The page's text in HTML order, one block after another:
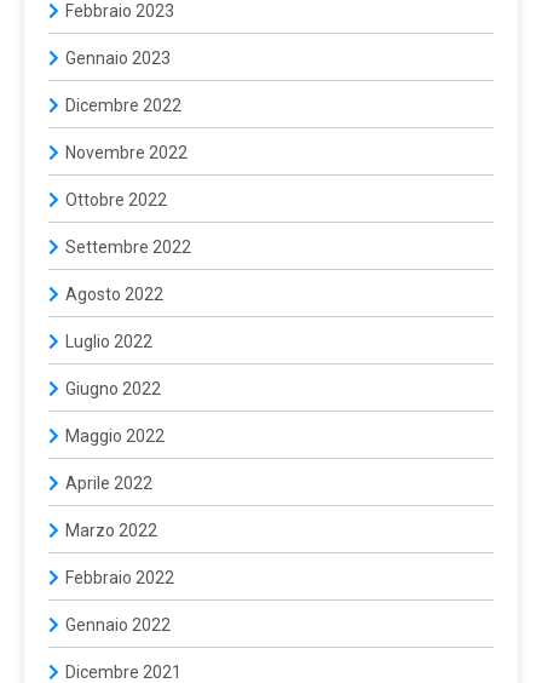
Febbraio 2023
Gennaio 2023
Dicembre 2022
Novembre 2022
Ottobre 2022
Settembre 2022
Agosto 2022
Luglio 2022
Giugno 2022
Maggio 2022
Aprile 2022
Marzo 2022
Febbraio 2022
Gennaio 2022
Dicembre 2021